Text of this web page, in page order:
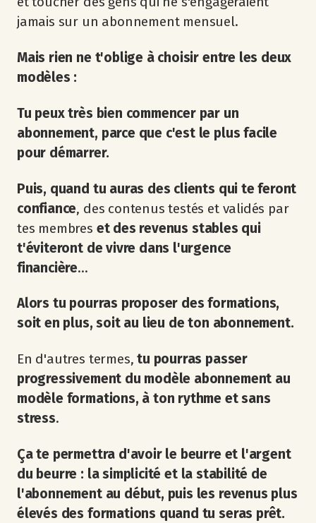
jamais sur un abonnement mensuel.
Mais rien ne t'oblige à choisir entre les deux
modèles :
Tu peux très bien commencer par un
abonnement, parce que c'est le plus facile
pour démarrer.
Puis, quand tu auras des clients qui te feront
confiance, des contenus testés et validés par
tes membres et des revenus stables qui
t'éviteront de vivre dans l'urgence
financière...
Alors tu pourras proposer des formations,
soit en plus, soit au lieu de ton abonnement.
En d'autres termes,tu pourras passer
progressivement du modèle abonnement au
modèle formations, à ton rythme et sans
stress.
Ça te permettra d'avoir le beurre et l'argent
du beurre : la simplicité et la stabilité de
l'abonnement au début, puis les revenus plus
élevés des formations quand tu seras prêt.